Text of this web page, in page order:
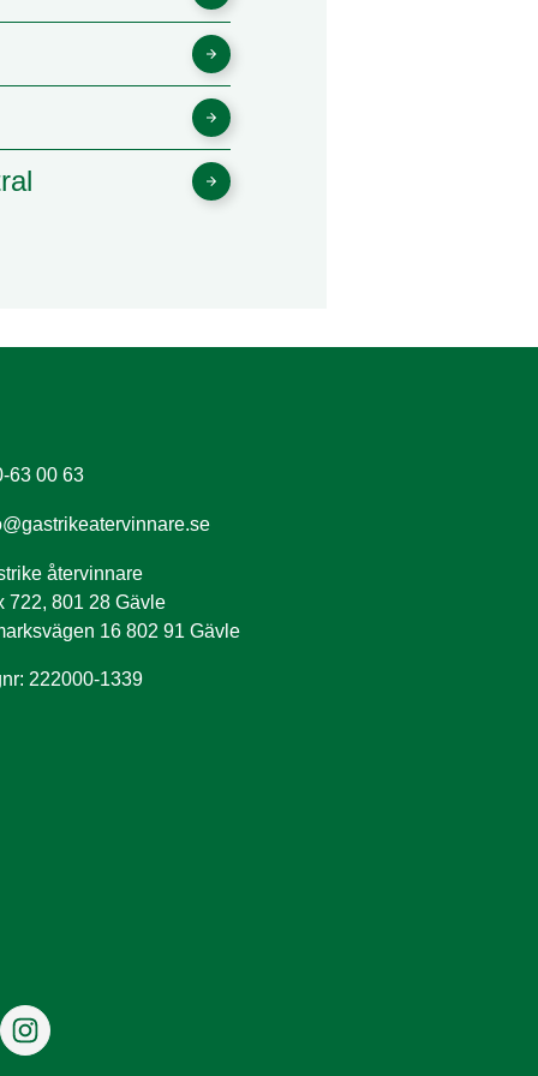
63 00 63
återvinnare
722, 801 28 Gävle
16 802 91 Gävle
222000-1339